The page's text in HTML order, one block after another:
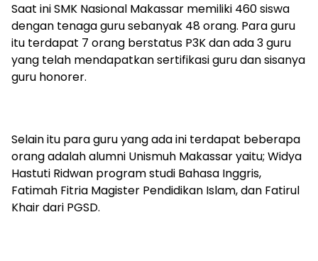
Saat ini SMK Nasional Makassar memiliki 460 siswa
dengan tenaga guru sebanyak 48 orang. Para guru
itu terdapat 7 orang berstatus P3K dan ada 3 guru
yang telah mendapatkan sertifikasi guru dan sisanya
guru honorer.
Selain itu para guru yang ada ini terdapat beberapa
orang adalah alumni Unismuh Makassar yaitu; Widya
Hastuti Ridwan program studi Bahasa Inggris,
Fatimah Fitria Magister Pendidikan Islam, dan Fatirul
Khair dari PGSD.